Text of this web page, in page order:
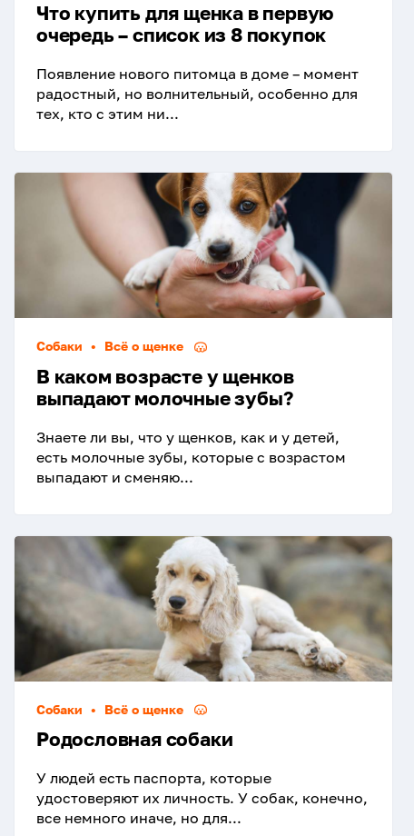
Что купить для щенка в первую
очередь – список из 8 покупок
Появление нового питомца в доме – момент
радостный, но волнительный, особенно для
тех, кто с этим ни...
Собаки • Всё о щенке
В каком возрасте у щенков
выпадают молочные зубы?
Знаете ли вы, что у щенков, как и у детей,
есть молочные зубы, которые с возрастом
выпадают и сменяю...
Собаки • Всё о щенке
Родословная собаки
У людей есть паспорта, которые
удостоверяют их личность. У собак, конечно,
все немного иначе, но для...